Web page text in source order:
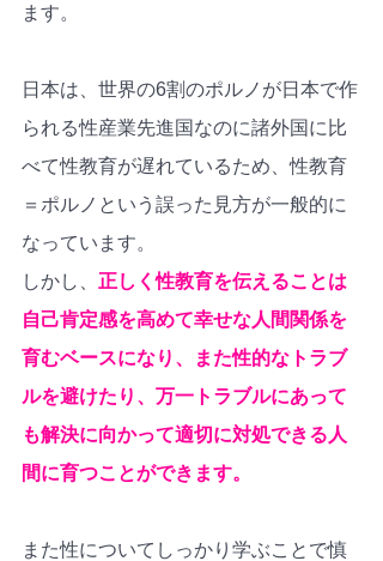
ます。
日本は、世界の6割のポルノが日本で作
られる性産業先進国なのに諸外国に比
べて性教育が遅れているため、性教育
＝ポルノという誤った見方が一般的に
なっています。
しかし、 正しく性教育を伝えることは
自己肯定感を高めて幸せな人間関係を
育むベースになり、また性的なトラブ
ルを避けたり、万一トラブルにあって
も解決に向かって適切に対処できる人
間に育つことができます。
また性についてしっかり学ぶことで慎